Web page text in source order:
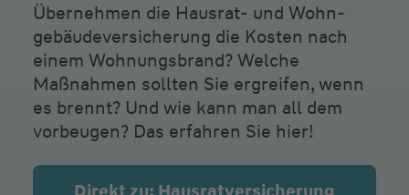
Übernehmen die Hausrat- und Wohn­
gebäude­versicherung die Kosten nach
einem Wohnungs­brand? Welche
Maßnahmen sollten Sie ergreifen, wenn
es brennt? Und wie kann man all dem
vorbeugen? Das erfahren Sie hier!